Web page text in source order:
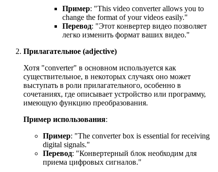
Пример: "This video converter allows you to
change the format of your videos easily."
Перевод: "Этот конвертер видео позволяет
легко изменить формат ваших видео."
Прилагательное (adjective)
Хотя "converter" в основном используется как
существительное, в некоторых случаях оно может
выступать в роли прилагательного, особенно в
сочетаниях, где описывает устройство или программу,
имеющую функцию преобразования.
Пример использования:
Пример: "The converter box is essential for receiving
digital signals."
Перевод: "Конвертерный блок необходим для
приема цифровых сигналов."